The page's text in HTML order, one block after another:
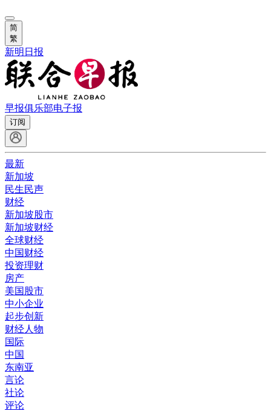
简
繁
新明日报
早报俱乐部电子报
订阅
最新
新加坡
民生民声
财经
新加坡股市
新加坡财经
全球财经
中国财经
投资理财
房产
美国股市
中小企业
起步创新
财经人物
国际
中国
东南亚
言论
社论
评论